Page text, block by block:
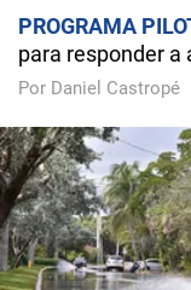
PROGRAMA
para responder a
Por Daniel Castropé